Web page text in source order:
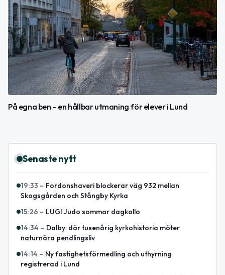
På egna ben – en hållbar utmaning för elever i Lund
Senaste nytt
19:33 – Fordonshaveri blockerar väg 932 mellan
Skogsgården och Stångby Kyrka
15:26 – LUGI Judo sommar dagkollo
14:34 – Dalby: där tusenårig kyrkohistoria möter
naturnära pendlingsliv
14:14 – Ny fastighetsförmedling och uthyrning
registrerad i Lund